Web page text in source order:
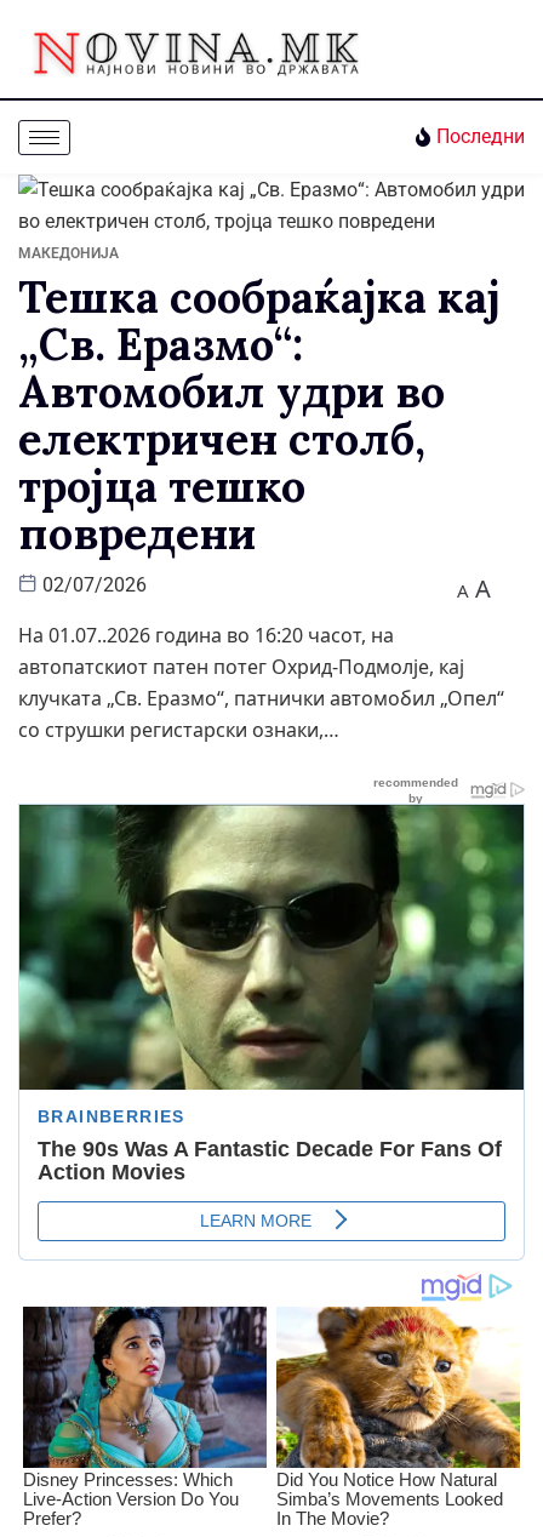
Последни
МАКЕДОНИЈА
Тешка сообраќајка кај
„Св. Еразмо“:
Автомобил удри во
електричен столб,
тројца тешко
повредени
02/07/2026 A A
На 01.07..2026 година во 16:20 часот, на
автопатскиот патен потег Охрид-Подмолје, кај
клучката „Св. Еразмо“, патнички автомобил „Опел“
со струшки регистарски ознаки,…